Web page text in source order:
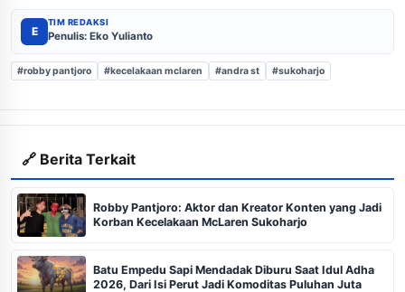
E
TIM REDAKSI
Penulis: Eko Yulianto
#robby pantjoro #kecelakaan mclaren #andra st #sukoharjo
🔗 Berita Terkait
Robby Pantjoro: Aktor dan Kreator Konten yang Jadi
Korban Kecelakaan McLaren Sukoharjo
Batu Empedu Sapi Mendadak Diburu Saat Idul Adha
2026, Dari Isi Perut Jadi Komoditas Puluhan Juta